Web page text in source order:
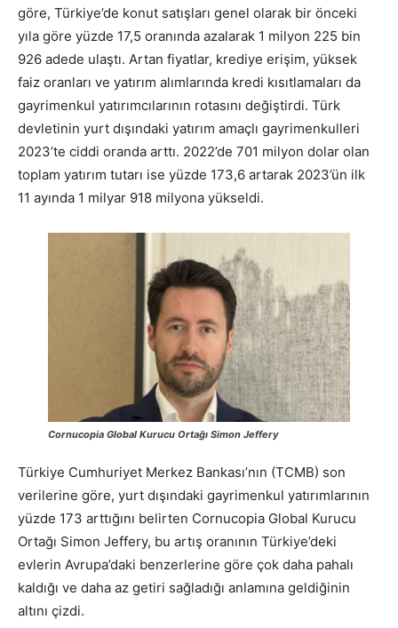
göre, Türkiye’de konut satışları genel olarak bir önceki
yıla göre yüzde 17,5 oranında azalarak 1 milyon 225 bin
926 adede ulaştı. Artan fiyatlar, krediye erişim, yüksek
faiz oranları ve yatırım alımlarında kredi kısıtlamaları da
gayrimenkul yatırımcılarının rotasını değiştirdi. Türk
devletinin yurt dışındaki yatırım amaçlı gayrimenkulleri
2023’te ciddi oranda arttı. 2022’de 701 milyon dolar olan
toplam yatırım tutarı ise yüzde 173,6 artarak 2023’ün ilk
11 ayında 1 milyar 918 milyona yükseldi.
Cornucopia Global Kurucu Ortağı Simon Jeffery
Türkiye Cumhuriyet Merkez Bankası’nın (TCMB) son
verilerine göre, yurt dışındaki gayrimenkul yatırımlarının
yüzde 173 arttığını belirten Cornucopia Global Kurucu
Ortağı Simon Jeffery, bu artış oranının Türkiye’deki
evlerin Avrupa’daki benzerlerine göre çok daha pahalı
kaldığı ve daha az getiri sağladığı anlamına geldiğinin
altını çizdi.